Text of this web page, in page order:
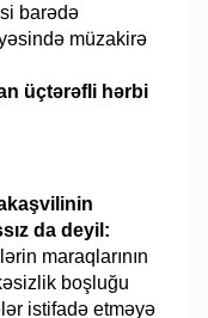
barədə
müzakirə
da deyil:
maraqlarının
boşluğu
istifadə etməyə